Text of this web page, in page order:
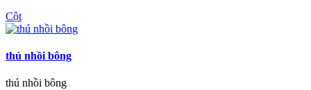
Cột
thú nhồi bông
thú nhồi bông